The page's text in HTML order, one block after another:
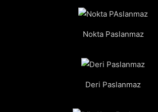
Nokta Paslanmaz
Deri Paslanmaz